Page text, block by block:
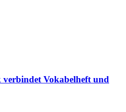
Vokabelheft und